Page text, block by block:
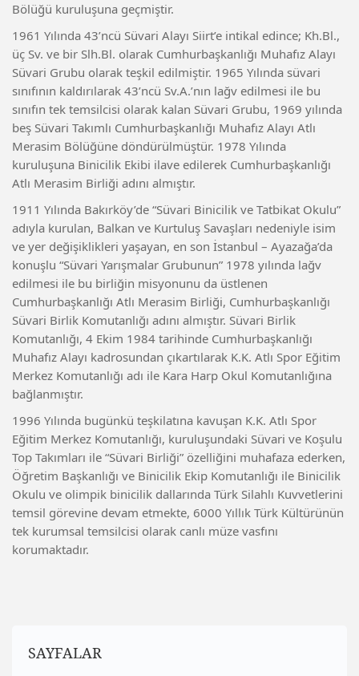
Bölüğü kuruluşuna geçmiştir.
1961 Yılında 43’ncü Süvari Alayı Siirt’e intikal edince; Kh.Bl.,
üç Sv. ve bir Slh.Bl. olarak Cumhurbaşkanlığı Muhafız Alayı
Süvari Grubu olarak teşkil edilmiştir. 1965 Yılında süvari
sınıfının kaldırılarak 43’ncü Sv.A.’nın lağv edilmesi ile bu
sınıfın tek temsilcisi olarak kalan Süvari Grubu, 1969 yılında
beş Süvari Takımlı Cumhurbaşkanlığı Muhafız Alayı Atlı
Merasim Bölüğüne döndürülmüştür. 1978 Yılında
kuruluşuna Binicilik Ekibi ilave edilerek Cumhurbaşkanlığı
Atlı Merasim Birliği adını almıştır.
1911 Yılında Bakırköy’de “Süvari Binicilik ve Tatbikat Okulu”
adıyla kurulan, Balkan ve Kurtuluş Savaşları nedeniyle isim
ve yer değişiklikleri yaşayan, en son İstanbul – Ayazağa’da
konuşlu “Süvari Yarışmalar Grubunun” 1978 yılında lağv
edilmesi ile bu birliğin misyonunu da üstlenen
Cumhurbaşkanlığı Atlı Merasim Birliği, Cumhurbaşkanlığı
Süvari Birlik Komutanlığı adını almıştır. Süvari Birlik
Komutanlığı, 4 Ekim 1984 tarihinde Cumhurbaşkanlığı
Muhafız Alayı kadrosundan çıkartılarak K.K. Atlı Spor Eğitim
Merkez Komutanlığı adı ile Kara Harp Okul Komutanlığına
bağlanmıştır.
1996 Yılında bugünkü teşkilatına kavuşan K.K. Atlı Spor
Eğitim Merkez Komutanlığı, kuruluşundaki Süvari ve Koşulu
Top Takımları ile “Süvari Birliği” özelliğini muhafaza ederken,
Öğretim Başkanlığı ve Binicilik Ekip Komutanlığı ile Binicilik
Okulu ve olimpik binicilik dallarında Türk Silahlı Kuvvetlerini
temsil görevine devam etmekte, 6000 Yıllık Türk Kültürünün
tek kurumsal temsilcisi olarak canlı müze vasfını
korumaktadır.
SAYFALAR